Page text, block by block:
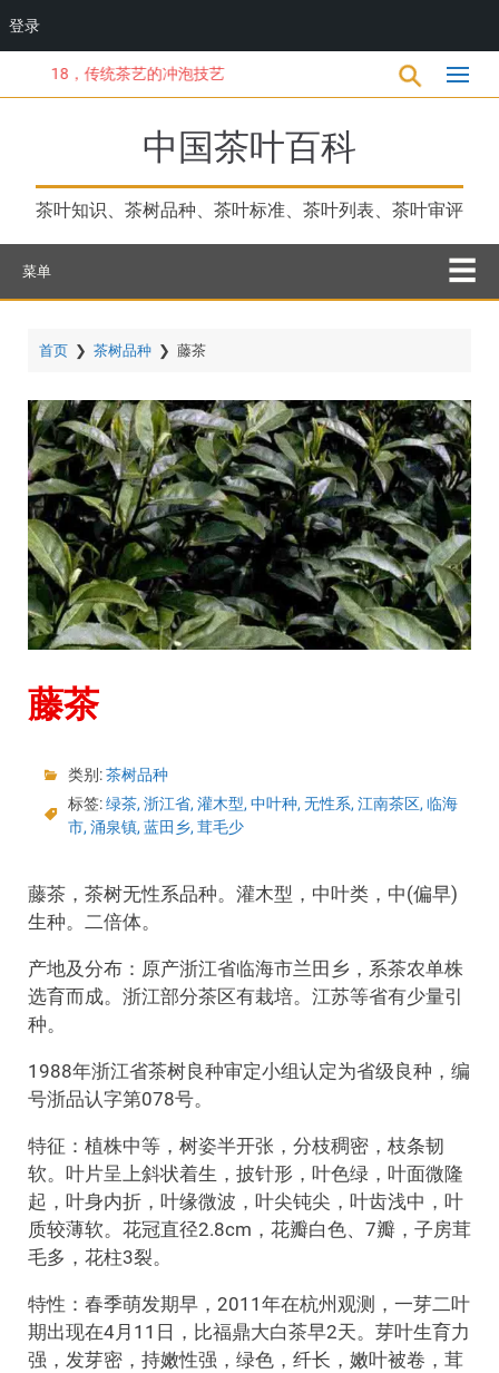
到
18，传统茶艺的冲泡技艺
中国茶叶百科
茶叶知识、茶树品种、茶叶标准、茶叶列表、茶叶审评
菜单
首页 ❯ 茶树品种 ❯ 藤茶
藤茶
类别:茶树品种
标签:绿茶, 浙江省, 灌木型, 中叶种, 无性系, 江南茶区, 临海
市, 涌泉镇, 蓝田乡, 茸毛少
藤茶，茶树无性系品种。灌木型，中叶类，中(偏早)
生种。二倍体。
产地及分布：原产浙江省临海市兰田乡，系茶农单株
选育而成。浙江部分茶区有栽培。江苏等省有少量引
种。
1988年浙江省茶树良种审定小组认定为省级良种，编
号浙品认字第078号。
特征：植株中等，树姿半开张，分枝稠密，枝条韧
软。叶片呈上斜状着生，披针形，叶色绿，叶面微隆
起，叶身内折，叶缘微波，叶尖钝尖，叶齿浅中，叶
质较薄软。花冠直径2.8cm，花瓣白色、7瓣，子房茸
毛多，花柱3裂。
特性：春季萌发期早，2011年在杭州观测，一芽二叶
期出现在4月11日，比福鼎大白茶早2天。芽叶生育力
强，发芽密，持嫩性强，绿色，纤长，嫩叶被卷，茸
登录